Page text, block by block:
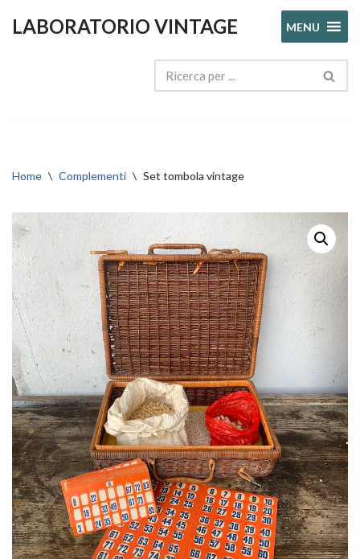
LABORATORIO VINTAGE MENU
Home \ Complementi \ Set tombola vintage